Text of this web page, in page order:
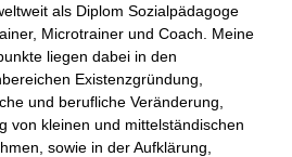
als Diplom Sozialpädagoge
Microtrainer und Coach. Meine
liegen dabei in den
Existenzgründung,
und berufliche Veränderung,
von kleinen und mittelständischen
sowie in der Aufklärung,